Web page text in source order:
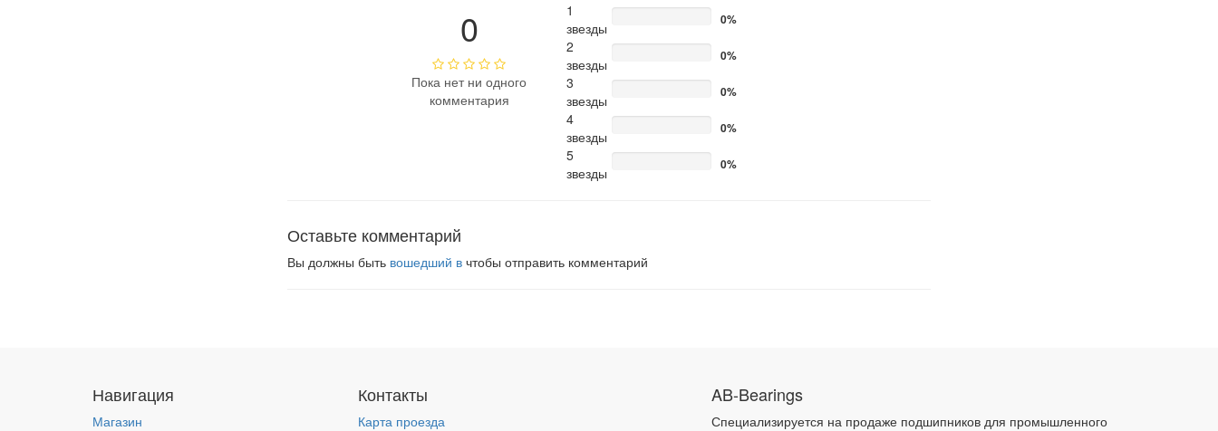
0
Пока нет ни одного
комментария
1
звезды
0%
2
звезды
0%
3
звезды
0%
4
звезды
0%
5
звезды
0%
Оставьте комментарий
Вы должны быть вошедший в чтобы отправить комментарий
Навигация
Магазин
Контакты
Карта проезда
AB-Bearings
Специализируется на продаже подшипников для промышленного